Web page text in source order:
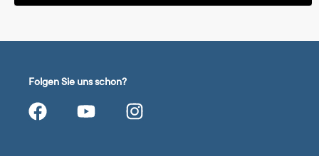
Folgen Sie uns schon?